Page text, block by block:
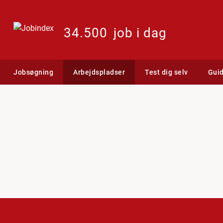
34.500 job i dag
Jobsøgning Arbejdspladser Test dig selv